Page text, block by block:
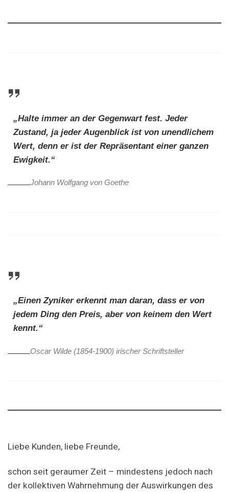
„Halte immer an der Gegenwart fest. Jeder
Zustand, ja jeder Augenblick ist von unendlichem
Wert, denn er ist der Repräsentant einer ganzen
Ewigkeit.“
Johann Wolfgang von Goethe
„Einen Zyniker erkennt man daran, dass er von
jedem Ding den Preis, aber von keinem den Wert
kennt.“
Oscar Wilde (1854-1900) irischer Schriftsteller
Liebe Kunden, liebe Freunde,
schon seit geraumer Zeit – mindestens jedoch nach
der kollektiven Wahrnehmung der Auswirkungen des